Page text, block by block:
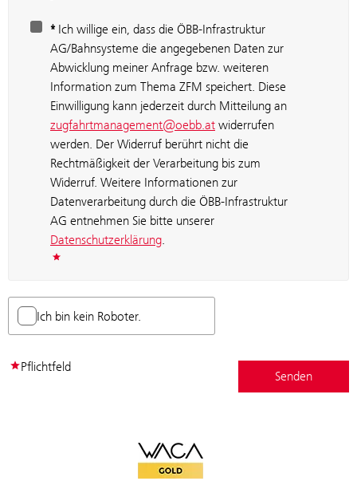
*Ich willige ein, dass die ÖBB-Infrastruktur
AG/Bahnsysteme die angegebenen Daten zur
Abwicklung meiner Anfrage bzw. weiteren
Information zum Thema ZFM speichert. Diese
Einwilligung kann jederzeit durch Mitteilung an
zugfahrtmanagement@oebb.at widerrufen
werden. Der Widerruf berührt nicht die
Rechtmäßigkeit der Verarbeitung bis zum
Widerruf. Weitere Informationen zur
Datenverarbeitung durch die ÖBB-Infrastruktur
AG entnehmen Sie bitte unserer
Datenschutzerklärung.
Ich bin kein Roboter.
Pflichtfeld
WACA Gold